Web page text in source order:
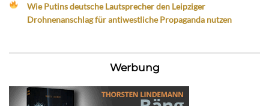
Wie Putins deutsche Lautsprecher den Leipziger
Drohnenanschlag für antiwestliche Propaganda nutzen
Werbung